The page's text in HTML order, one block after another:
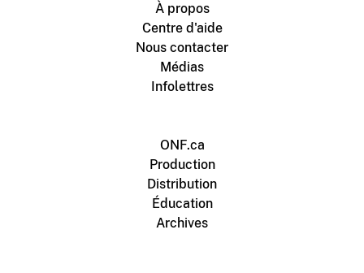
À propos
Centre d'aide
Nous contacter
Médias
Infolettres
ONF.ca
Production
Distribution
Éducation
Archives